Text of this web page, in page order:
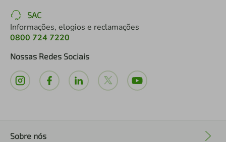
SAC
Informações, elogios e reclamações
0800 724 7220
Nossas Redes Sociais
Sobre nós